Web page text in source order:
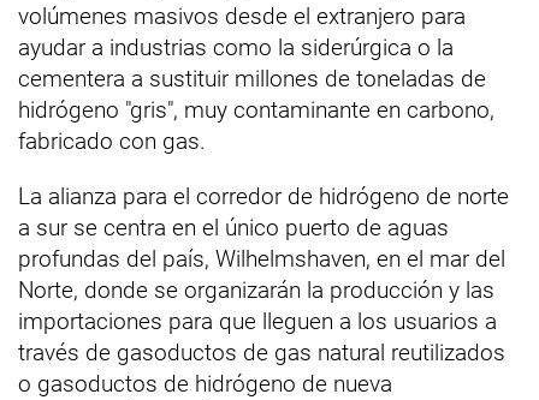
volúmenes masivos desde el extranjero para
ayudar a industrias como la siderúrgica o la
cementera a sustituir millones de toneladas de
hidrógeno "gris", muy contaminante en carbono,
fabricado con gas.
La alianza para el corredor de hidrógeno de norte
a sur se centra en el único puerto de aguas
profundas del país, Wilhelmshaven, en el mar del
Norte, donde se organizarán la producción y las
importaciones para que lleguen a los usuarios a
través de gasoductos de gas natural reutilizados
o gasoductos de hidrógeno de nueva